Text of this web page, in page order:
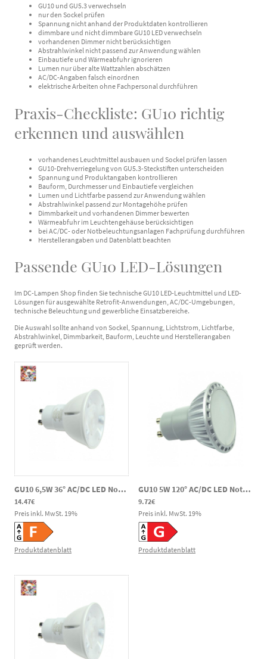
GU10 und GU5.3 verwechseln
nur den Sockel prüfen
Spannung nicht anhand der Produktdaten kontrollieren
dimmbare und nicht dimmbare GU10 LED verwechseln
vorhandenen Dimmer nicht berücksichtigen
Abstrahlwinkel nicht passend zur Anwendung wählen
Einbautiefe und Wärmeabfuhr ignorieren
Lumen nur über alte Wattzahlen abschätzen
AC/DC-Angaben falsch einordnen
elektrische Arbeiten ohne Fachpersonal durchführen
Praxis-Checkliste: GU10 richtig
erkennen und auswählen
vorhandenes Leuchtmittel ausbauen und Sockel prüfen lassen
GU10-Drehverriegelung von GU5.3-Steckstiften unterscheiden
Spannung und Produktangaben kontrollieren
Bauform, Durchmesser und Einbautiefe vergleichen
Lumen und Lichtfarbe passend zur Anwendung wählen
Abstrahlwinkel passend zur Montagehöhe prüfen
Dimmbarkeit und vorhandenen Dimmer bewerten
Wärmeabfuhr im Leuchtengehäuse berücksichtigen
bei AC/DC- oder Notbeleuchtungsanlagen Fachprüfung durchführen
Herstellerangaben und Datenblatt beachten
Passende GU10 LED-Lösungen
Im DC-Lampen Shop finden Sie technische GU10 LED-Leuchtmittel und LED-
Lösungen für ausgewählte Retrofit-Anwendungen, AC/DC-Umgebungen,
technische Beleuchtung und gewerbliche Einsatzbereiche.
Die Auswahl sollte anhand von Sockel, Spannung, Lichtstrom, Lichtfarbe,
Abstrahlwinkel, Dimmbarkeit, Bauform, Leuchte und Herstellerangaben
geprüft werden.
GU10 6,5W 36° AC/DC LED Notlicht Spot CRI90 600lm 4000K 80-269V DC 220-240V AC
14.47€
Preis inkl. MwSt. 19%
Produktdatenblatt
GU10 5W 120° AC/DC LED Notlicht Spot PAR16 340lm 2700K 185-269VV DC 230V AC
9.72€
Preis inkl. MwSt. 19%
Produktdatenblatt